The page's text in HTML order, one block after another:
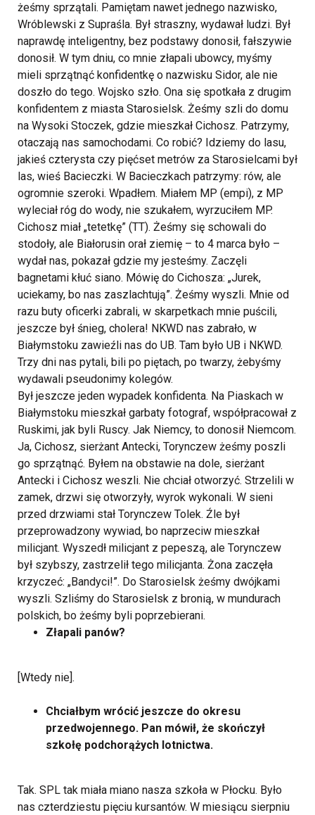
żeśmy sprzątali. Pamiętam nawet jednego nazwisko,
Wróblewski z Supraśla. Był straszny, wydawał ludzi. Był
naprawdę inteligentny, bez podstawy donosił, fałszywie
donosił. W tym dniu, co mnie złapali ubowcy, myśmy
mieli sprzątnąć konfidentkę o nazwisku Sidor, ale nie
doszło do tego. Wojsko szło. Ona się spotkała z drugim
konfidentem z miasta Starosielsk. Żeśmy szli do domu
na Wysoki Stoczek, gdzie mieszkał Cichosz. Patrzymy,
otaczają nas samochodami. Co robić? Idziemy do lasu,
jakieś czterysta czy pięćset metrów za Starosielcami był
las, wieś Bacieczki. W Bacieczkach patrzymy: rów, ale
ogromnie szeroki. Wpadłem. Miałem MP (empi), z MP
wyleciał róg do wody, nie szukałem, wyrzuciłem MP.
Cichosz miał „tetetkę” (TT). Żeśmy się schowali do
stodoły, ale Białorusin orał ziemię – to 4 marca było –
wydał nas, pokazał gdzie my jesteśmy. Zaczęli
bagnetami kłuć siano. Mówię do Cichosza: „Jurek,
uciekamy, bo nas zaszlachtują”. Żeśmy wyszli. Mnie od
razu buty oficerki zabrali, w skarpetkach mnie puścili,
jeszcze był śnieg, cholera! NKWD nas zabrało, w
Białymstoku zawieźli nas do UB. Tam było UB i NKWD.
Trzy dni nas pytali, bili po piętach, po twarzy, żebyśmy
wydawali pseudonimy kolegów.
Był jeszcze jeden wypadek konfidenta. Na Piaskach w
Białymstoku mieszkał garbaty fotograf, współpracował z
Ruskimi, jak byli Ruscy. Jak Niemcy, to donosił Niemcom.
Ja, Cichosz, sierżant Antecki, Torynczew żeśmy poszli
go sprzątnąć. Byłem na obstawie na dole, sierżant
Antecki i Cichosz weszli. Nie chciał otworzyć. Strzelili w
zamek, drzwi się otworzyły, wyrok wykonali. W sieni
przed drzwiami stał Torynczew Tolek. Źle był
przeprowadzony wywiad, bo naprzeciw mieszkał
milicjant. Wyszedł milicjant z pepeszą, ale Torynczew
był szybszy, zastrzelił tego milicjanta. Żona zaczęła
krzyczeć: „Bandyci!”. Do Starosielsk żeśmy dwójkami
wyszli. Szliśmy do Starosielsk z bronią, w mundurach
polskich, bo żeśmy byli poprzebierani.
Złapali panów?
[Wtedy nie].
Chciałbym wrócić jeszcze do okresu
przedwojennego. Pan mówił, że skończył
szkołę podchorążych lotnictwa.
Tak. SPL tak miała miano nasza szkoła w Płocku. Było
nas czterdziestu pięciu kursantów. W miesiącu sierpniu